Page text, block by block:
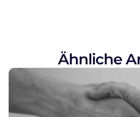
Ähnliche